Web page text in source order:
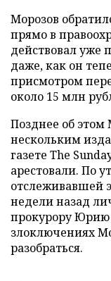
Морозов
прямо в
действовал уже
даже, как он
присмотром
около 15 млн
Позднее об этом
нескольким
газете The
арестовали. По
отслеживавшей
недели назад
прокурору Юрию
злоключениях
разобраться.